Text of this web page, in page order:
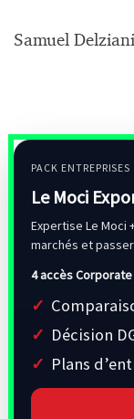
Samuel Delziani
PACK ENTREPRISES
Le Moci
Expertise Le Moci
marchés et passer
4 accès Corporate
Décision
Plans